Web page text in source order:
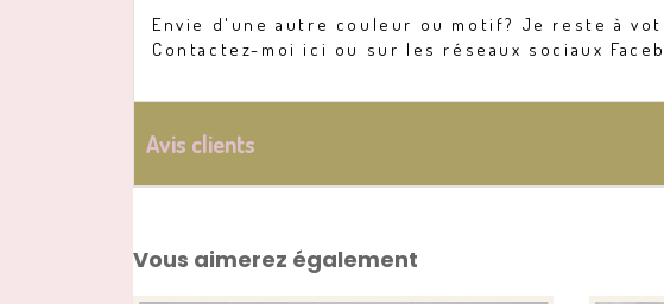
Envie d'une autre couleur ou motif? Je reste à
Contactez-moi ici ou sur les réseaux sociaux
Avis clients
Vous aimerez également